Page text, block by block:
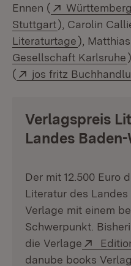
Ennen (
Extern:
Stuttgart(Öffnet in
), Carolin
Literaturtage(Öffnet in
),
Gesellschaft Karlsruhe
(
Extern:
jos fritz
Verlagspreis
Landes
Der mit 12.500 Euro
Literatur des
Verlage mit einem
Schwerpunkt.
die Verlage
danube books Verlag